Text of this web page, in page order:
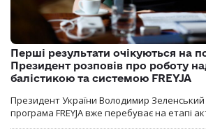
Перші результати очікуються на
Президент розповів про роботу
балістикою та системою FREYJA
Президент України Володимир
програма FREYJA вже перебуває на етапі